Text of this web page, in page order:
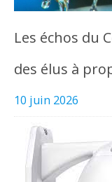
Les échos du
des élus à
10 juin 2026